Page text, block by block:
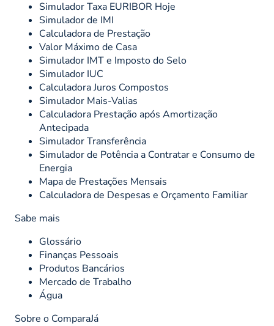
Simulador Taxa EURIBOR Hoje
Simulador de IMI
Calculadora de Prestação
Valor Máximo de Casa
Simulador IMT e Imposto do Selo
Simulador IUC
Calculadora Juros Compostos
Simulador Mais-Valias
Calculadora Prestação após Amortização
Antecipada
Simulador Transferência
Simulador de Potência a Contratar e Consumo de
Energia
Mapa de Prestações Mensais
Calculadora de Despesas e Orçamento Familiar
Sabe mais
Glossário
Finanças Pessoais
Produtos Bancários
Mercado de Trabalho
Água
Sobre o ComparaJá